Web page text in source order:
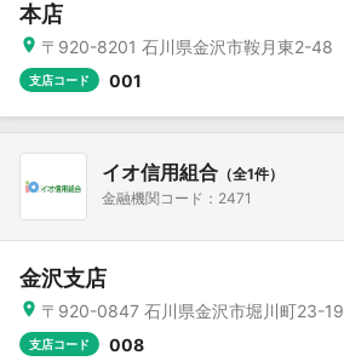
本店
〒920-8201 石川県金沢市鞍月東2-48
支店コード 001
イオ信用組合 （全1件）
金融機関コード：2471
金沢支店
〒920-0847 石川県金沢市堀川町23-19
支店コード 008